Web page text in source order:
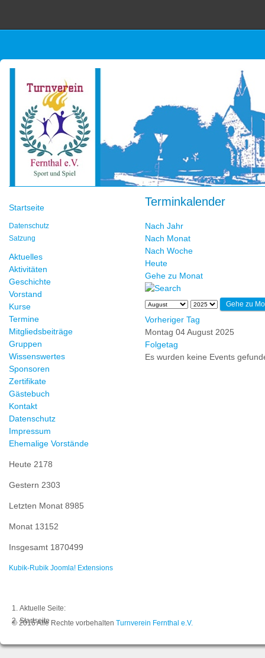
Startseite
Datenschutz
Satzung
Aktuelles
Aktivitäten
Geschichte
Vorstand
Kurse
Termine
Mitgliedsbeiträge
Gruppen
Wissenswertes
Sponsoren
Zertifikate
Gästebuch
Kontakt
Datenschutz
Impressum
Ehemalige Vorstände
Heute 2178
Gestern 2303
Letzten Monat 8985
Monat 13152
Insgesamt 1870499
Kubik-Rubik Joomla! Extensions
Terminkalender
Nach Jahr
Nach Monat
Nach Woche
Heute
Gehe zu Monat
Gehe zu
Vorheriger Tag
Montag 04 August 2025
Folgetag
Es wurden keine Events
Aktuelle Seite:
Startseite
© 2016 Alle Rechte vorbehalten Turnverein Fernthal e.V.